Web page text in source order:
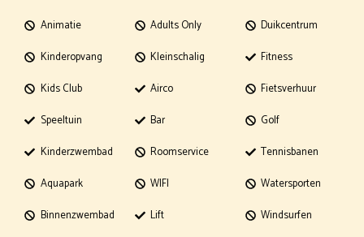
Animatie
Kinderopvang
Kids Club
Speeltuin
Kinderzwembad
Aquapark
Binnenzwembad
Adults Only
Kleinschalig
Airco
Bar
Roomservice
WIFI
Lift
Duikcentrum
Fitness
Fietsverhuur
Golf
Tennisbanen
Watersporten
Windsurfen